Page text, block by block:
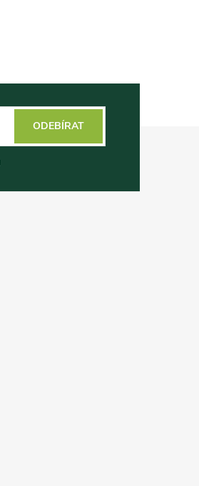
ODEBÍRAT